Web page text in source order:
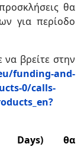
θα
για περίοδο
να βρείτε στην
funding-and-
0/calls-
Days) θα